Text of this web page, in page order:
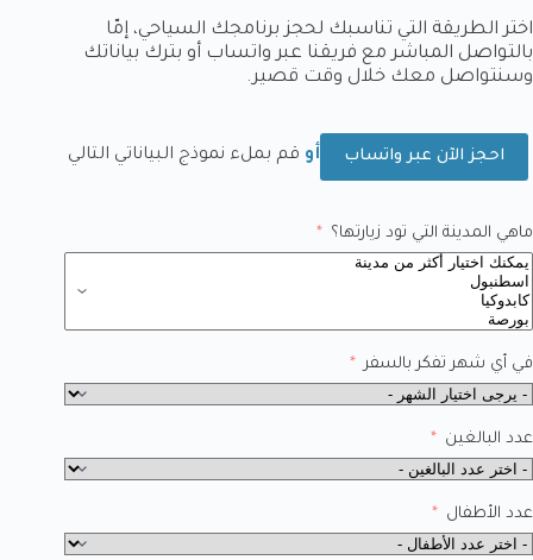
اختر الطريقة التي تناسبك لحجز برنامجك السياحي، إمّا
بالتواصل المباشر مع فريقنا عبر واتساب أو بترك بياناتك
وسنتواصل معك خلال وقت قصير.
احجز الآن عبر واتساب أو قم بملء نموذج البياناتي التالي
ماهي المدينة التي تود زيارتها؟
في أي شهر تفكر بالسفر
عدد البالغين
عدد الأطفال